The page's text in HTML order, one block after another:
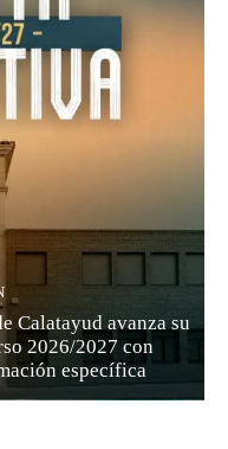
Calatayud avanza su
2026/2027 con
específica